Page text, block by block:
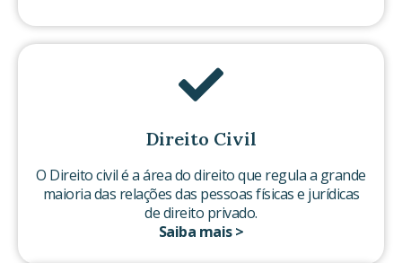
Direito Civil
O Direito civil é a área do direito que regula a grande
maioria das relações das pessoas físicas e jurídicas
de direito privado.
Saiba mais >